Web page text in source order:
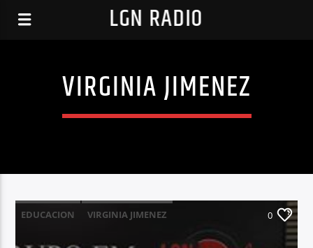
LGN RADIO
VIRGINIA JIMENEZ
EDUCACION VIRGINIA JIMENEZ 0